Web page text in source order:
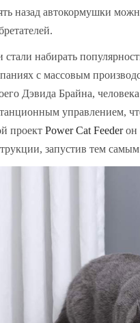
назад автокормушки
набирать
с массовым
Дэвида Брайна,
управлением,
проект Power Cat Feederон
запустив тем